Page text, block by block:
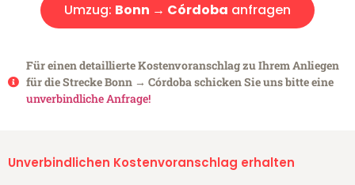
Umzug: Bonn → Córdoba anfragen
Für einen detaillierte Kostenvoranschlag zu Ihrem Anliegen
für die Strecke Bonn → Córdoba schicken Sie uns bitte eine
unverbindliche Anfrage!
Unverbindlichen Kostenvoranschlag erhalten